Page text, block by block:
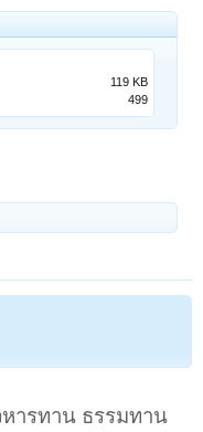
119 KB
499
ารทาน ธรรมทาน